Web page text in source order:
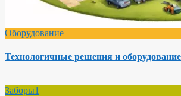
Оборудование
Технологичные решения и
Заборы1